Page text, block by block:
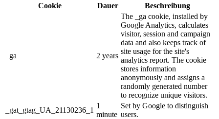
Cookie
Dauer Beschreibung
_ga 2 years
The _ga cookie, installed by
Google Analytics, calculates
visitor, session and campaign
data and also keeps track of
site usage for the site's
analytics report. The cookie
stores information
anonymously and assigns a
randomly generated number
to recognize unique visitors.
_gat_gtag_UA_21130236_1
1
minute
Set by Google to distinguish
users.